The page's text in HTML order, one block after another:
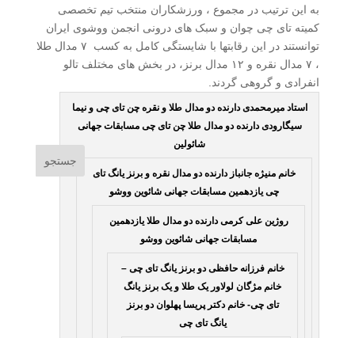
به این ترتیب در مجموع ، ورزشکاران منتخب تیم تخصصی
کمیته تای چی چوان و سبک های درونی انجمن ووشوی ایران
توانستند در این رقابتها با شایستگی کامل به کسب ۷ مدال طلا
، ۷ مدال نقره و ۱۲ مدال برنز، در بخش های مختلف تالو
انفرادی و گروهی گردند.
استاد میرمحمدی دارنده دو مدال طلا و نقره چن تای چی و نیما
سیگارودی دارنده دو مدال طلا چن تای چی مسابقات جهانی
شائولین
خانم منیژه جانباز دارنده دو مدال نقره و برنز یانگ تای
چی یازدهمین مسابقات جهانی شائوین ووشو
روژین علی کرمی دارنده دو مدال طلا یازدهمین
مسابقات جهانی شائوین ووشو
خانم فرزانه حافظی دو برنز یانگ تای چی –
خانم مژگان لولاور یک طلا و یک برنز یانگ
تای چی- خانم دکتر پریسا پهلوان دو برنز
یانگ تای چی